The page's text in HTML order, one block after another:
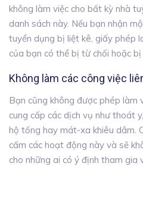
không làm việc cho bất kỳ nhà
danh sách này. Nếu bạn nhận
tuyển dụng bị liệt kê, giấy phép
của bạn có thể bị từ chối hoặc bị
Không làm các công việc
Bạn cũng không được phép làm
cung cấp các dịch vụ như thoát
hộ tống hay mát-xa khiêu dâm.
cấm các hoạt động này và sẽ
cho những ai có ý định tham gia